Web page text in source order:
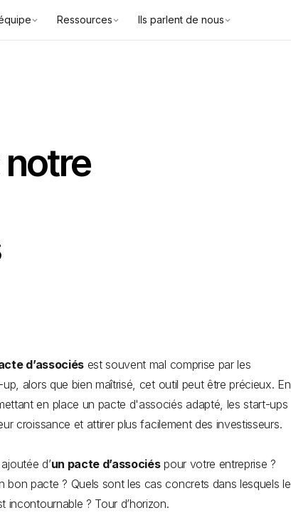
Ressources Ils parlent de nous
notre
d’associésest souvent mal comprise par les
alors que bien maîtrisé, cet outil peut être précieux. En
en place un pacte d'associés adapté, les start-ups
croissance et attirer plus facilement des investisseurs.
d’un pacte d’associéspour votre entreprise ?
bon pacte ? Quels sont les cas concrets dans lesquels le
incontournable ? Tour d’horizon.